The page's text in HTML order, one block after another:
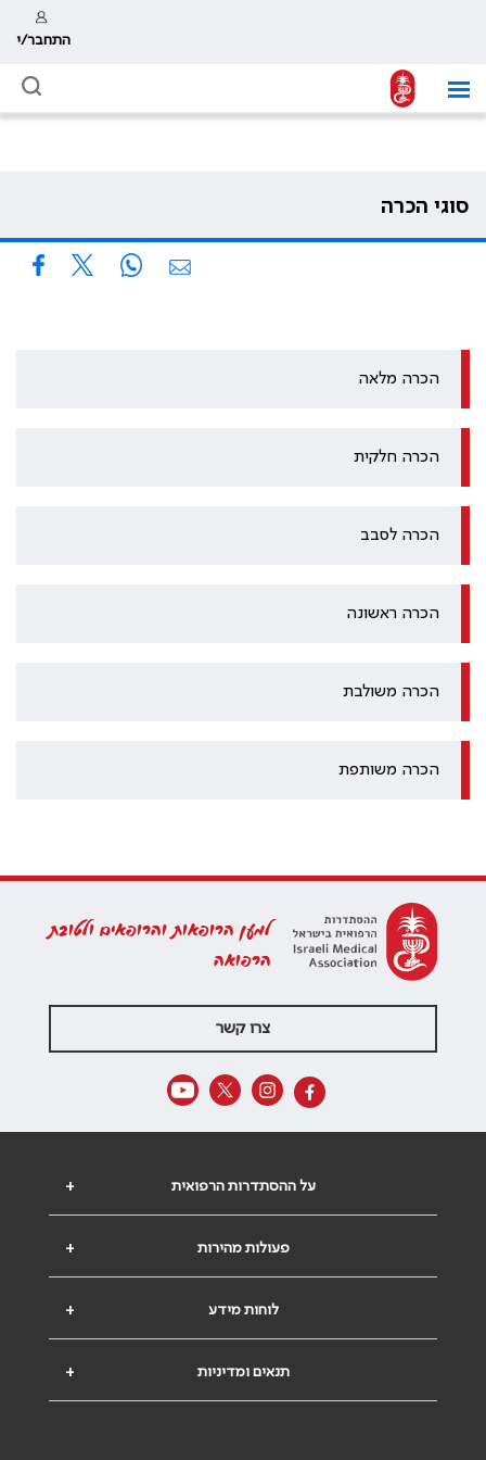
התחבר/י
סוגי הכרה
הכרה מלאה
הכרה חלקית
הכרה לסבב
הכרה ראשונה
הכרה משולבת
הכרה משותפת
למען הרופאות והרופאים ולטובת
הרפואה
צרו קשר
+ על ההסתדרות הרפואית
+ פעולות מהירות
+ לוחות מידע
+ תנאים ומדיניות